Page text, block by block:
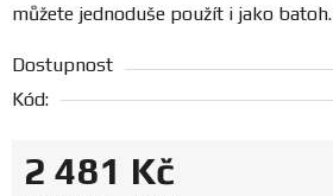
Prodejny
můžete jednoduše použít i jako batoh.
Dostupnost
Kód:
2 481 Kč